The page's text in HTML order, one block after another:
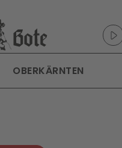
OBERKÄRNTEN